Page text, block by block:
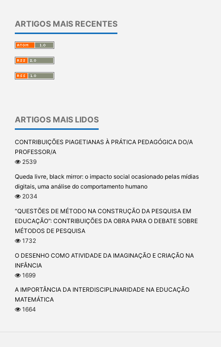
ARTIGOS MAIS RECENTES
ARTIGOS MAIS LIDOS
CONTRIBUIÇÕES PIAGETIANAS À PRÁTICA PEDAGÓGICA DO/A
PROFESSOR/A
2539
Queda livre, black mirror: o impacto social ocasionado pelas mídias
digitais, uma análise do comportamento humano
2034
“QUESTÕES DE MÉTODO NA CONSTRUÇÃO DA PESQUISA EM
EDUCAÇÃO”: CONTRIBUIÇÕES DA OBRA PARA O DEBATE SOBRE
MÉTODOS DE PESQUISA
1732
O DESENHO COMO ATIVIDADE DA IMAGINAÇÃO E CRIAÇÃO NA
INFÂNCIA
1699
A IMPORTÂNCIA DA INTERDISCIPLINARIDADE NA EDUCAÇÃO
MATEMÁTICA
1664